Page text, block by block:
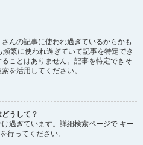
んの記事に使われ過ぎているからかも
繁に使われ過ぎていて記事を特定でき
ことはありません。記事を特定できそ
を活用してください。
うして？
過ぎています。詳細検索ページで キー
行ってください。